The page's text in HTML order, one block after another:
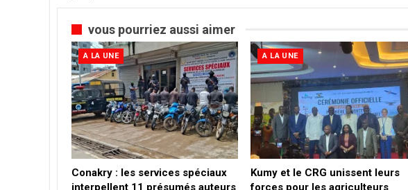
vous pourriez aussi aimer
A LA UNE
Conakry : les services spéciaux
interpellent 11 présumés auteurs
A LA UNE
Kumy et le CRG unissent leurs
forces pour les agriculteurs